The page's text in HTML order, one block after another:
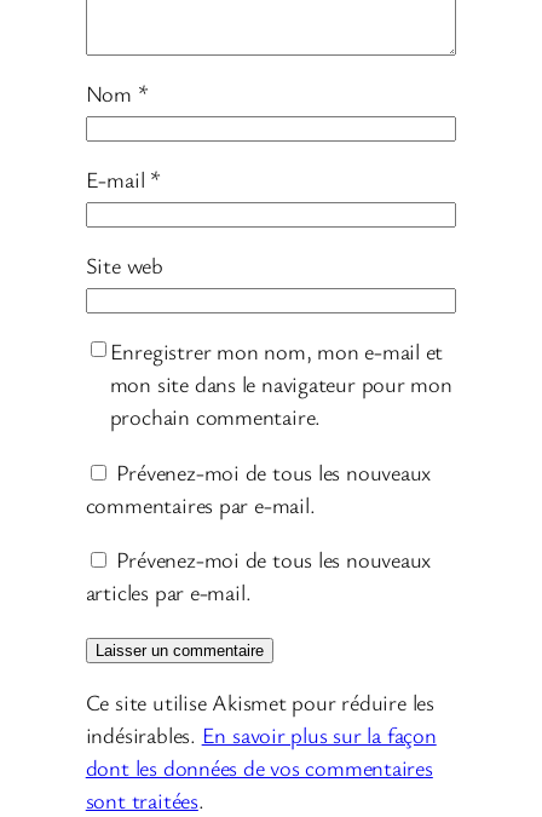
Nom *
E-mail *
Site web
Enregistrer mon nom, mon e-mail et
mon site dans le navigateur pour mon
prochain commentaire.
Prévenez-moi de tous les nouveaux
commentaires par e-mail.
Prévenez-moi de tous les nouveaux
articles par e-mail.
Ce site utilise Akismet pour réduire les
indésirables. En savoir plus sur la façon
dont les données de vos commentaires
sont traitées.